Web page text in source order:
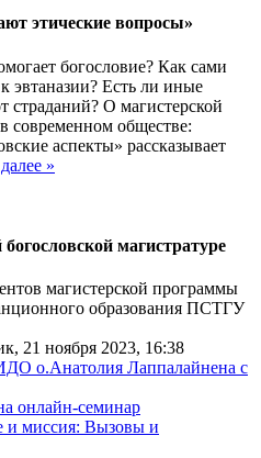
этические вопросы»
богословие? Как сами
эвтаназии? Есть ли иные
страданий? О магистерской
современном обществе:
аспекты» рассказывает
»
магистратуре
магистерской программы
образования ПСТГУ
21 ноября 2023, 16:38
о.Анатолия Лаппалайнена с
онлайн-семинар
и миссия: Вызовы и